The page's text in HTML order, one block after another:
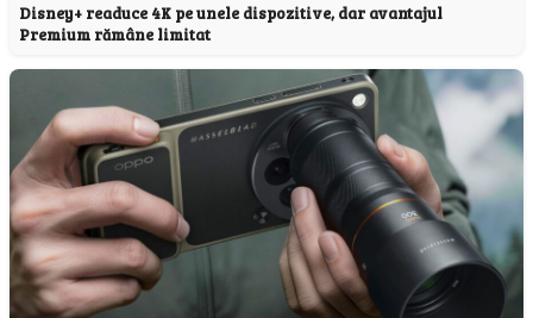
Disney+ readuce 4K pe unele dispozitive, dar avantajul
Premium rămâne limitat